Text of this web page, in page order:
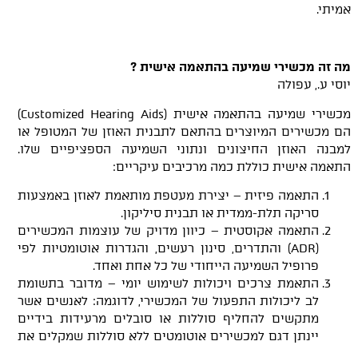
אמיתי.
מה זה מכשירי שמיעה בהתאמה אישית ?
יוסי ע., עפולה
מכשירי שמיעה בהתאמה אישית (Customized Hearing Aids)
הם מכשירים המיוצרים בהתאם לתבנית האוזן של המטופל או
למבנה האוזן החיצונים ונתוני השמיעה הספציפיים שלו.
התאמה אישית כוללת כמה מרכיבים עיקריים:
התאמה פיזית – יצירת מעטפת מותאמת לאוזן באמצעות
סריקה תלת-ממדית או תבנית סיליקון.
התאמה אקוסטית – כיוון מדויק של עוצמות המכשירים
(ADR) והתדרים, סינון רעשים, והגדרות אוטומטיות לפי
פרופיל השמיעה הייחודי של כל אחת ואחד.
התאמת צרכים ויכולות לשימוש יומי – מדובר בתשומת
לב ליכולות התפעול של המכשירי, לדוגמה: לאנשים אשר
מתקשים להחליף סוללות או סובלים מרעידות בידיים
יינתן דגם למכשירים אוטומטים ללא סוללות שמקלים את